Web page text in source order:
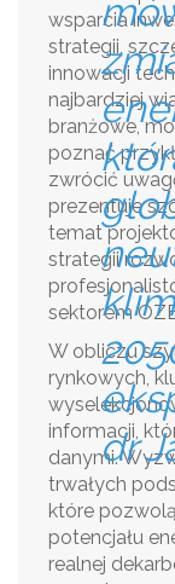
dr
wsparcia
strategii,
innowacji
najbardziej
branżowe,
poznać
zwrócić
prezentuje
temat
strategii
sektorem
W obliczu
rynkowych,
informacji,
danymi.
trwałych
które
potencjału
realnej